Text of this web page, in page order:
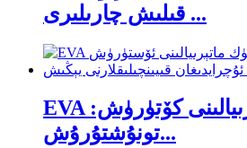
قىلىش چارىلىرى ...
EVA كۆپۈك ماتېرىيالىنى كۆتۈرۈش:
تونۇشتۇرۇش...